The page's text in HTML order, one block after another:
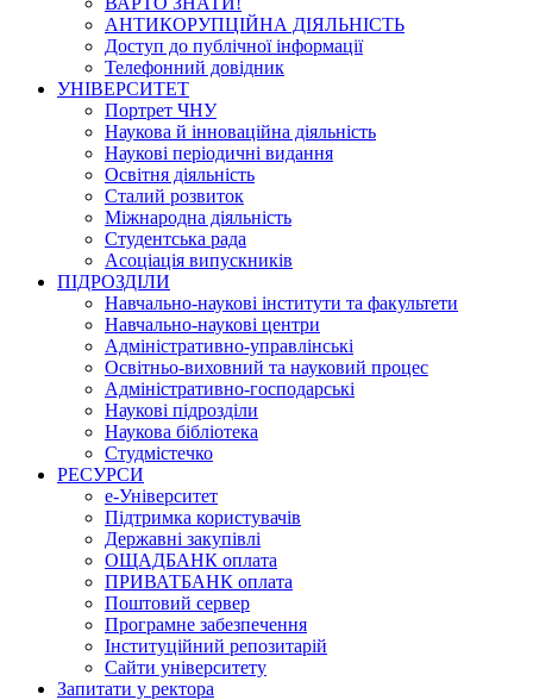
АНТИКОРУПЦІЙНА ДІЯЛЬНІСТЬ
Доступ до публічної інформації
Телефонний довідник
УНІВЕРСИТЕТ
Портрет ЧНУ
Наукова й інноваційна діяльність
Наукові періодичні видання
Освітня діяльність
Сталий розвиток
Міжнародна діяльність
Студентська рада
Асоціація випускників
ПІДРОЗДІЛИ
Навчально-наукові інститути та факультети
Навчально-наукові центри
Адміністративно-управлінські
Освітньо-виховний та науковий процес
Адміністративно-господарські
Наукові підрозділи
Наукова бібліотека
Студмістечко
РЕСУРСИ
е-Університет
Підтримка користувачів
Державні закупівлі
ОЩАДБАНК оплата
ПРИВАТБАНК оплата
Поштовий сервер
Програмне забезпечення
Інституційний репозитарій
Сайти університету
Запитати у ректора